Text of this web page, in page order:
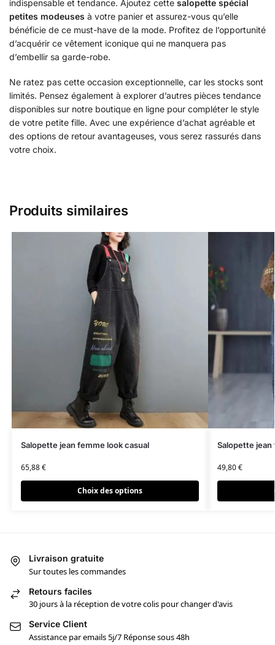
indispensable et tendance. Ajoutez cette salopette spécial
petites modeuses à votre panier et assurez-vous qu’elle
bénéficie de ce must-have de la mode. Profitez de l’opportunité
d’acquérir ce vêtement iconique qui ne manquera pas
d’embellir sa garde-robe.
Ne ratez pas cette occasion exceptionnelle, car les stocks sont
limités. Pensez également à explorer d’autres pièces tendance
disponibles sur notre boutique en ligne pour compléter le style
de votre petite fille. Avec une expérience d’achat agréable et
des options de retour avantageuses, vous serez rassurés dans
votre choix.
Produits similaires
Salopette jean femme look casual
65,88€
Choix des options
Salopette
49,80€
Livraison gratuite
Sur toutes les commandes
Retours faciles
30 jours à la réception de votre colis pour changer d'avis
Service Client
Assistance par emails 5j/7 Réponse sous 48h